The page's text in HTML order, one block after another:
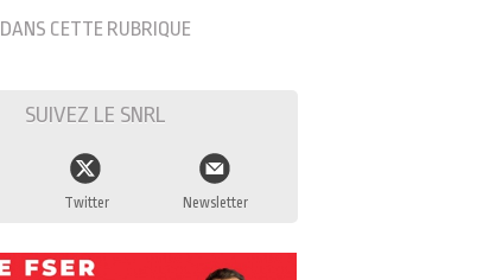
DANS CETTE RUBRIQUE
SUIVEZ LE SNRL
Twitter Newsletter